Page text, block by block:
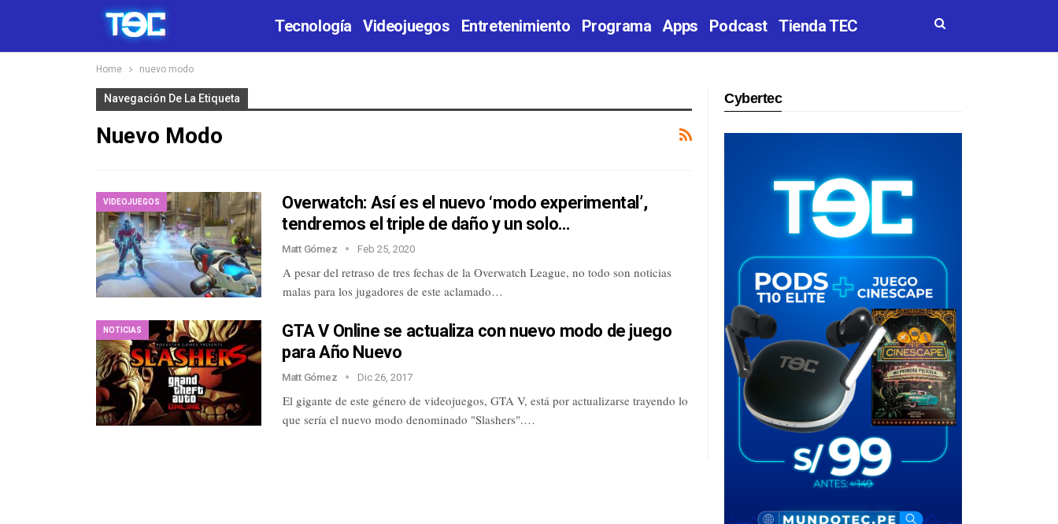
Tecnología Videojuegos Entretenimiento Programa Apps Podcast Tienda TEC
Home nuevo modo
Navegación De La Etiqueta
Nuevo Modo
VIDEOJUEGOS
Overwatch: Así es el nuevo ‘modo experimental’,
tendremos el triple de daño y un solo…
Matt Gómez Feb 25, 2020
A pesar del retraso de tres fechas de la Overwatch League, no todo son noticias
malas para los jugadores de este aclamado…
NOTICIAS
GTA V Online se actualiza con nuevo modo de juego
para Año Nuevo
Matt Gómez Dic 26, 2017
El gigante de este género de videojuegos, GTA V, está por actualizarse trayendo lo
que sería el nuevo modo denominado "Slashers".…
Cybertec